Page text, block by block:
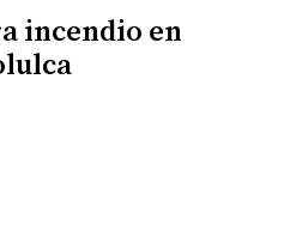
incendio en